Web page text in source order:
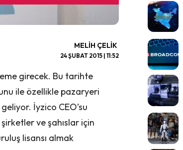
MELIH ÇELIK
24 ŞUBAT 2015 | 11:52
girecek. Bu tarihte
ile özellikle pazaryeri
İyzico CEO’su
ve şahıslar için
lisansı almak